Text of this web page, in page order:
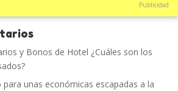
Publicidad
y Bonos de Hotel ¿Cuáles son los
para unas económicas escapadas a la